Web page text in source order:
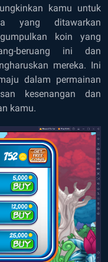
kamu untuk
yang ditawarkan
koin yang
beruang ini dan
mereka. Ini
dalam permainan
kesenangan dan
kamu.